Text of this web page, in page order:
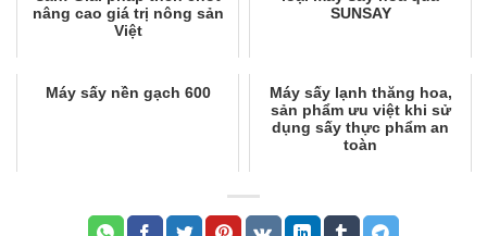
nâng cao giá trị nông sản
Việt
SUNSAY
Máy sấy nền gạch 600
Máy sấy lạnh thăng hoa,
sản phẩm ưu việt khi sử
dụng sấy thực phẩm an
toàn